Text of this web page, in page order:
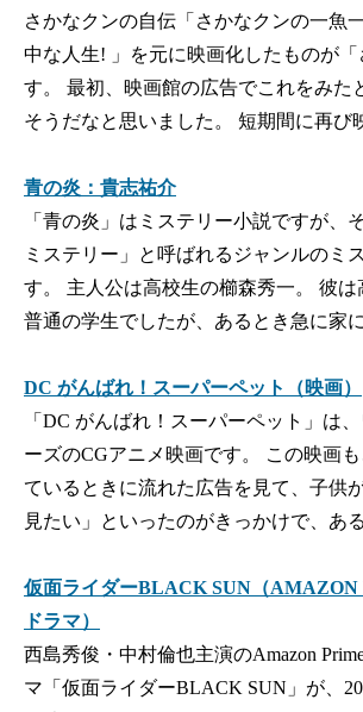
さかなクンの自伝「さかなクンの一魚
中な人生! 」を元に映画化したものが
す。 最初、映画館の広告でこれをみた
そうだなと思いました。 短期間に再
青の炎：貴志祐介
「青の炎」はミステリー小説ですが、
ミステリー」と呼ばれるジャンルのミ
す。 主人公は高校生の櫛森秀一。 彼
普通の学生でしたが、あるとき急に家
DC がんばれ！スーパーペット（映画）
「DC がんばれ！スーパーペット」は
ーズのCGアニメ映画です。 この映画
ているときに流れた広告を見て、子供
見たい」といったのがきっかけで、あ
仮面ライダーBLACK SUN（
ドラマ）
西島秀俊・中村倫也主演のAmazon
マ「仮面ライダーBLACK SUN」が、